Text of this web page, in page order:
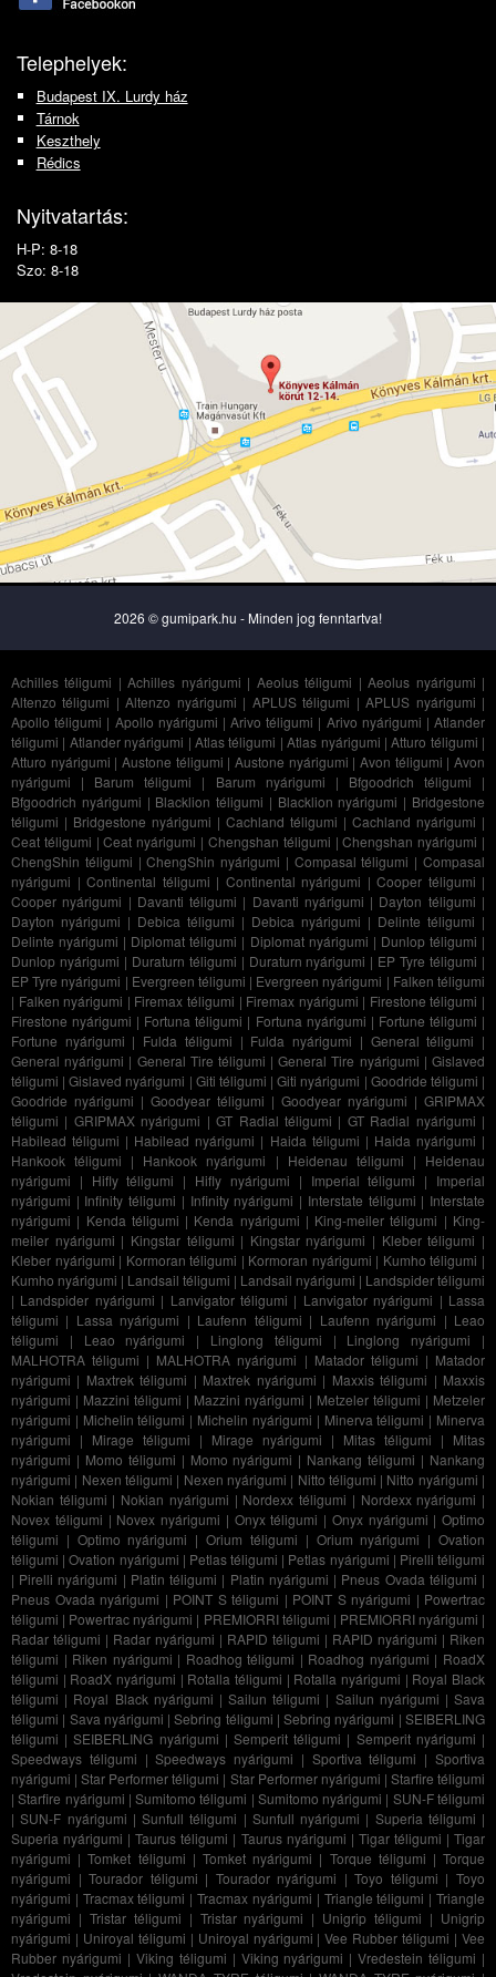
Telephelyek:
Budapest IX. Lurdy ház
Tárnok
Keszthely
Rédics
Nyitvatartás:
H-P: 8-18
Szo: 8-18
2026 © gumipark.hu - Minden jog fenntartva!
Achilles téligumi |Achilles nyárigumi | Aeolus téligumi |Aeolus nyárigumi |
Altenzo téligumi |Altenzo nyárigumi | APLUS téligumi |APLUS nyárigumi |
Apollo téligumi | Apollo nyárigumi |Arivo téligumi | Arivo nyárigumi |Atlander
téligumi | Atlander nyárigumi | Atlas téligumi |Atlas nyárigumi |Atturo téligumi |
Atturo nyárigumi |Austone téligumi |Austone nyárigumi |Avon téligumi |Avon
nyárigumi | Barum téligumi | Barum nyárigumi | Bfgoodrich téligumi |
Bfgoodrich nyárigumi | Blacklion téligumi | Blacklion nyárigumi | Bridgestone
téligumi | Bridgestone nyárigumi | Cachland téligumi | Cachland nyárigumi |
Ceat téligumi |Ceat nyárigumi | Chengshan téligumi |Chengshan nyárigumi |
ChengShin téligumi |ChengShin nyárigumi | Compasal téligumi |Compasal
nyárigumi | Continental téligumi | Continental nyárigumi | Cooper téligumi |
Cooper nyárigumi | Davanti téligumi | Davanti nyárigumi | Dayton téligumi |
Dayton nyárigumi | Debica téligumi | Debica nyárigumi | Delinte téligumi |
Delinte nyárigumi | Diplomat téligumi | Diplomat nyárigumi | Dunlop téligumi |
Dunlop nyárigumi | Duraturn téligumi | Duraturn nyárigumi | EP Tyre téligumi |
EP Tyre nyárigumi | Evergreen téligumi | Evergreen nyárigumi | Falken téligumi
| Falken nyárigumi | Firemax téligumi | Firemax nyárigumi | Firestone téligumi |
Firestone nyárigumi | Fortuna téligumi | Fortuna nyárigumi | Fortune téligumi |
Fortune nyárigumi | Fulda téligumi | Fulda nyárigumi | General téligumi |
General nyárigumi | General Tire téligumi |General Tire nyárigumi |Gislaved
téligumi |Gislaved nyárigumi | Giti téligumi |Giti nyárigumi | Goodride téligumi |
Goodride nyárigumi | Goodyear téligumi | Goodyear nyárigumi | GRIPMAX
téligumi | GRIPMAX nyárigumi |GT Radial téligumi | GT Radial nyárigumi |
Habilead téligumi | Habilead nyárigumi | Haida téligumi | Haida nyárigumi |
Hankook téligumi | Hankook nyárigumi | Heidenau téligumi | Heidenau
nyárigumi | Hifly téligumi | Hifly nyárigumi | Imperial téligumi | Imperial
nyárigumi | Infinity téligumi | Infinity nyárigumi | Interstate téligumi | Interstate
nyárigumi | Kenda téligumi | Kenda nyárigumi | King-meiler téligumi | King-
meiler nyárigumi | Kingstar téligumi | Kingstar nyárigumi | Kleber téligumi |
Kleber nyárigumi | Kormoran téligumi | Kormoran nyárigumi | Kumho téligumi |
Kumho nyárigumi | Landsail téligumi | Landsail nyárigumi | Landspider téligumi
| Landspider nyárigumi | Lanvigator téligumi | Lanvigator nyárigumi | Lassa
téligumi | Lassa nyárigumi | Laufenn téligumi | Laufenn nyárigumi | Leao
téligumi | Leao nyárigumi | Linglong téligumi | Linglong nyárigumi |
MALHOTRA téligumi | MALHOTRA nyárigumi | Matador téligumi | Matador
nyárigumi | Maxtrek téligumi | Maxtrek nyárigumi | Maxxis téligumi | Maxxis
nyárigumi | Mazzini téligumi | Mazzini nyárigumi | Metzeler téligumi | Metzeler
nyárigumi | Michelin téligumi | Michelin nyárigumi | Minerva téligumi | Minerva
nyárigumi | Mirage téligumi | Mirage nyárigumi | Mitas téligumi | Mitas
nyárigumi | Momo téligumi | Momo nyárigumi | Nankang téligumi | Nankang
nyárigumi | Nexen téligumi | Nexen nyárigumi | Nitto téligumi | Nitto nyárigumi |
Nokian téligumi | Nokian nyárigumi | Nordexx téligumi | Nordexx nyárigumi |
Novex téligumi | Novex nyárigumi | Onyx téligumi | Onyx nyárigumi | Optimo
téligumi | Optimo nyárigumi |Orium téligumi | Orium nyárigumi |Ovation
téligumi |Ovation nyárigumi | Petlas téligumi | Petlas nyárigumi | Pirelli téligumi
| Pirelli nyárigumi | Platin téligumi | Platin nyárigumi | Pneus Ovada téligumi |
Pneus Ovada nyárigumi | POINT S téligumi | POINT S nyárigumi | Powertrac
téligumi | Powertrac nyárigumi | PREMIORRI téligumi | PREMIORRI nyárigumi |
Radar téligumi | Radar nyárigumi | RAPID téligumi | RAPID nyárigumi | Riken
téligumi | Riken nyárigumi | Roadhog téligumi | Roadhog nyárigumi | RoadX
téligumi | RoadX nyárigumi | Rotalla téligumi | Rotalla nyárigumi | Royal Black
téligumi | Royal Black nyárigumi |Sailun téligumi | Sailun nyárigumi |Sava
téligumi | Sava nyárigumi |Sebring téligumi |Sebring nyárigumi |SEIBERLING
téligumi |SEIBERLING nyárigumi |Semperit téligumi | Semperit nyárigumi |
Speedways téligumi |Speedways nyárigumi | Sportiva téligumi |Sportiva
nyárigumi |Star Performer téligumi | Star Performer nyárigumi | Starfire téligumi
|Starfire nyárigumi |Sumitomo téligumi | Sumitomo nyárigumi | SUN-F téligumi
|SUN-F nyárigumi | Sunfull téligumi | Sunfull nyárigumi | Superia téligumi |
Superia nyárigumi |Taurus téligumi | Taurus nyárigumi | Tigar téligumi |Tigar
nyárigumi |Tomket téligumi | Tomket nyárigumi | Torque téligumi |Torque
nyárigumi |Tourador téligumi | Tourador nyárigumi |Toyo téligumi |Toyo
nyárigumi | Tracmax téligumi |Tracmax nyárigumi | Triangle téligumi |Triangle
nyárigumi | Tristar téligumi | Tristar nyárigumi | Unigrip téligumi | Unigrip
nyárigumi | Uniroyal téligumi | Uniroyal nyárigumi |Vee Rubber téligumi |Vee
Rubber nyárigumi | Viking téligumi | Viking nyárigumi |Vredestein téligumi |